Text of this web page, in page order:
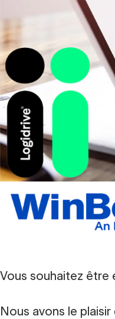
Vous souhaitez être
Nous avons le